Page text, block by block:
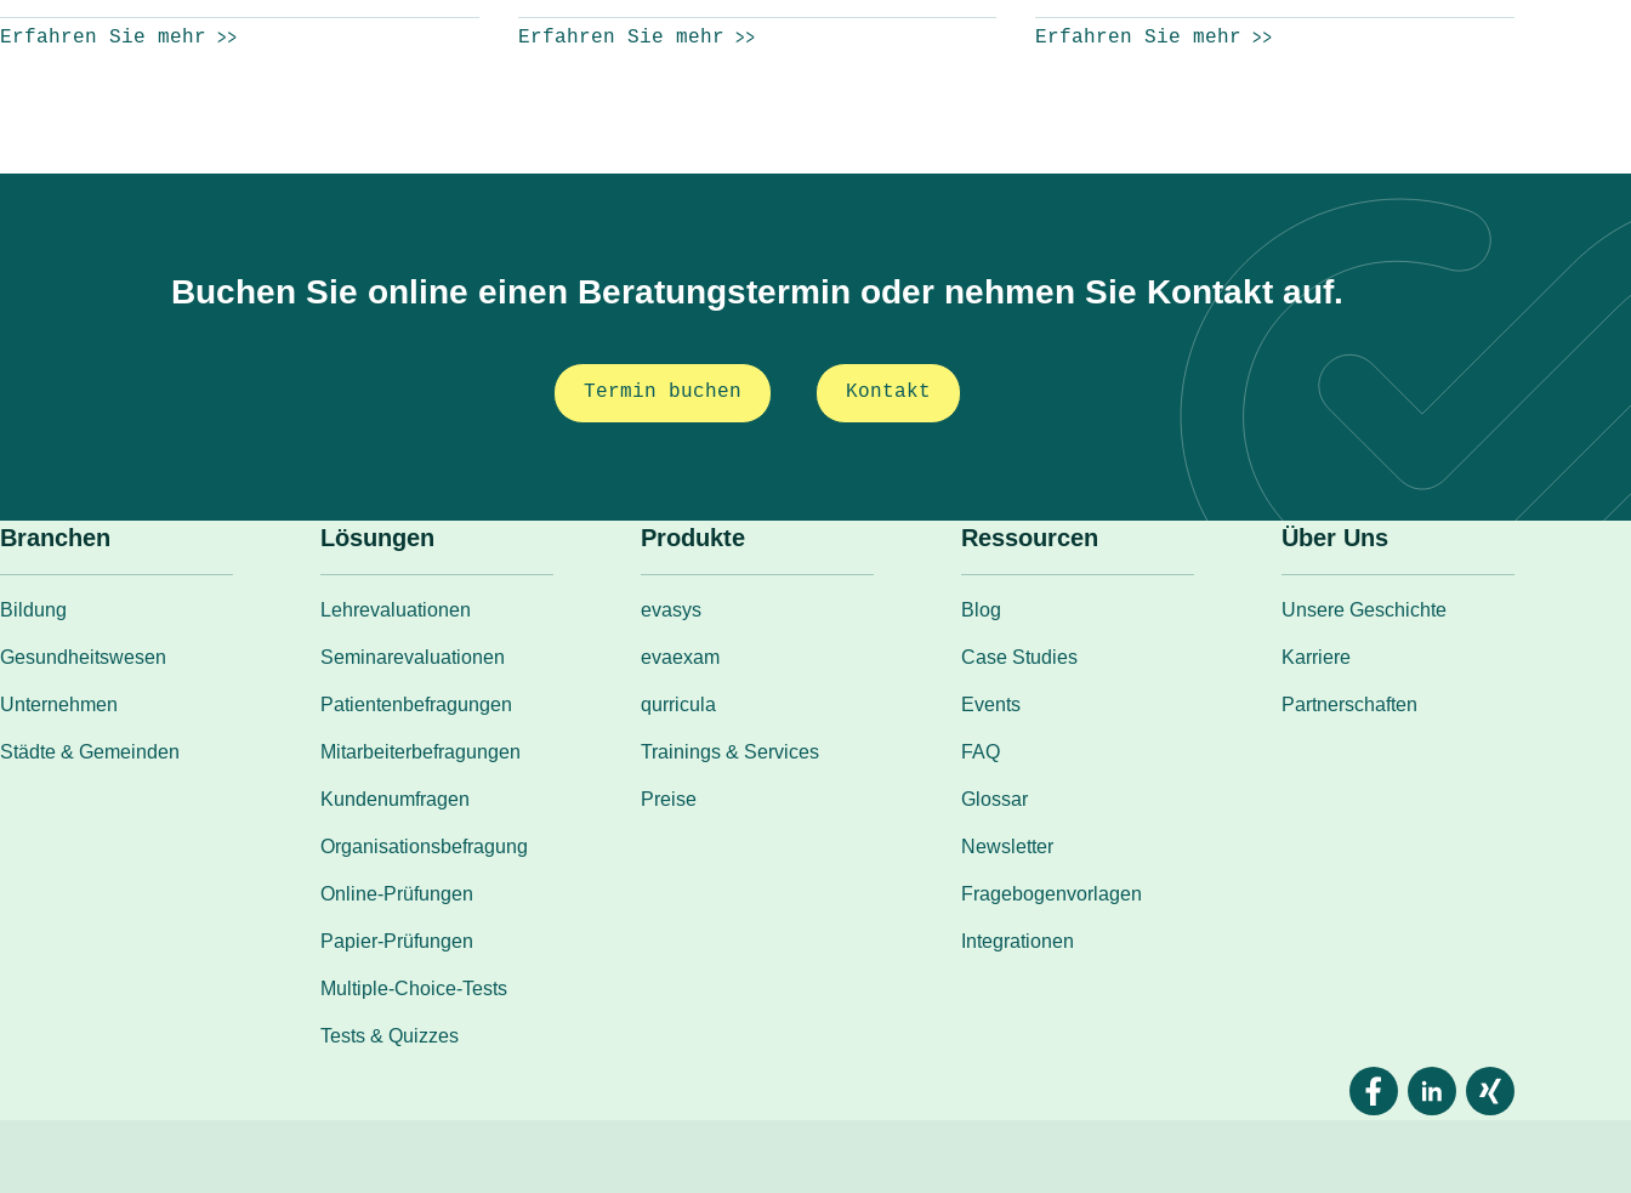
Erfahren Sie mehr Erfahren Sie mehr Erfahren Sie mehr
Buchen Sie online einen Beratungstermin oder nehmen Sie Kontakt auf.
Termin buchen Kontakt
Branchen
Bildung
Gesundheitswesen
Unternehmen
Städte & Gemeinden
Lösungen
Lehrevaluationen
Seminarevaluationen
Patientenbefragungen
Mitarbeiterbefragungen
Kundenumfragen
Organisationsbefragung
Online-Prüfungen
Papier-Prüfungen
Multiple-Choice-Tests
Tests & Quizzes
Produkte
evasys
evaexam
qurricula
Trainings & Services
Preise
Ressourcen
Blog
Case Studies
Events
FAQ
Glossar
Newsletter
Fragebogenvorlagen
Integrationen
Über Uns
Unsere Geschichte
Karriere
Partnerschaften